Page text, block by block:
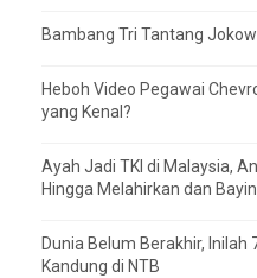
Bambang Tri Tantang
Heboh Video Pegawai
yang Kenal?
Ayah Jadi TKI di Malaysia,
Hingga Melahirkan dan
Dunia Belum Berakhir, Inilah
Kandung di NTB